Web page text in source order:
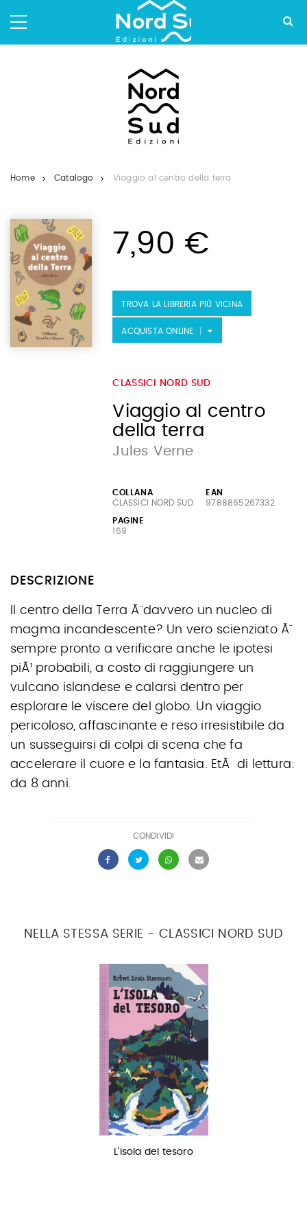
Home Catalogo Viaggio al centro della terra
7,90 €
TROVA LA LIBRERIA PIÙ VICINA
ACQUISTA ONLINE
CLASSICI NORD SUD
Viaggio al centro
della terra
Jules Verne
COLLANA
CLASSICI NORD SUD
EAN
9788865267332
PAGINE
169
DESCRIZIONE
Il centro della Terra Ã¨ davvero un nucleo di
magma incandescente? Un vero scienziato Ã¨
sempre pronto a verificare anche le ipotesi
piÃ¹ probabili, a costo di raggiungere un
vulcano islandese e calarsi dentro per
esplorare le viscere del globo. Un viaggio
pericoloso, affascinante e reso irresistibile da
un susseguirsi di colpi di scena che fa
accelerare il cuore e la fantasia. EtÃ di lettura:
da 8 anni.
CONDIVIDI
NELLA STESSA SERIE - CLASSICI NORD SUD
L'isola del tesoro